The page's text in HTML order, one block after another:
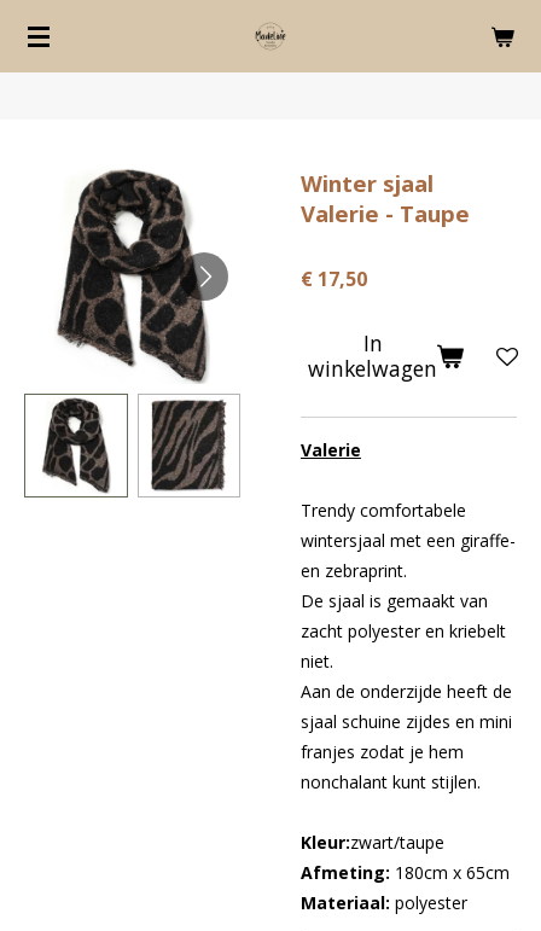
Ga
♡ Flexibele verzendkosten; al vanaf €1,95 ♡ Gratis verzending
Winter sjaal
Valerie - Taupe
€ 17,50
In
winkelwagen
Valerie
Trendy comfortabele
wintersjaal met een giraffe-
en zebraprint.
De sjaal is gemaakt van
zacht polyester en kriebelt
niet.
Aan de onderzijde heeft de
sjaal schuine zijdes en mini
franjes zodat je hem
nonchalant kunt stijlen.
Kleur:zwart/taupe
Afmeting: 180cm x 65cm
Materiaal: polyester